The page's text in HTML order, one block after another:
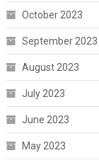
October 2023
September 2023
August 2023
July 2023
June 2023
May 2023